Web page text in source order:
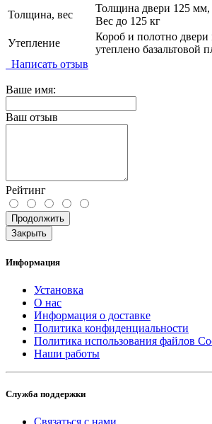
Толщина, вес
Толщина двери 125 мм,
Вес до 125 кг
Утепление
Короб и полотно
утеплено базальтовой
Написать отзыв
Ваше имя:
Ваш отзыв
Рейтинг
Продолжить
Закрыть
Информация
Установка
О нас
Информация о доставке
Политика конфиденциальности
Политика использования файлов
Наши работы
Служба поддержки
Связаться с нами